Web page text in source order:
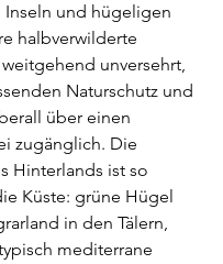
und hügeligen
halbverwilderte
unversehrt,
Naturschutz und
über einen
zugänglich. Die
Hinterlands ist so
Küste: grüne Hügel
in den Tälern,
mediterrane